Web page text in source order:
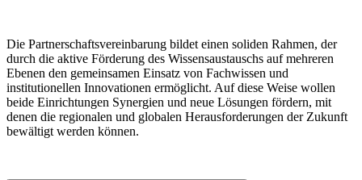
Die Partnerschaftsvereinbarung bildet einen soliden Rahmen, der
durch die aktive Förderung des Wissensaustauschs auf mehreren
Ebenen den gemeinsamen Einsatz von Fachwissen und
institutionellen Innovationen ermöglicht. Auf diese Weise wollen
beide Einrichtungen Synergien und neue Lösungen fördern, mit
denen die regionalen und globalen Herausforderungen der Zukunft
bewältigt werden können.